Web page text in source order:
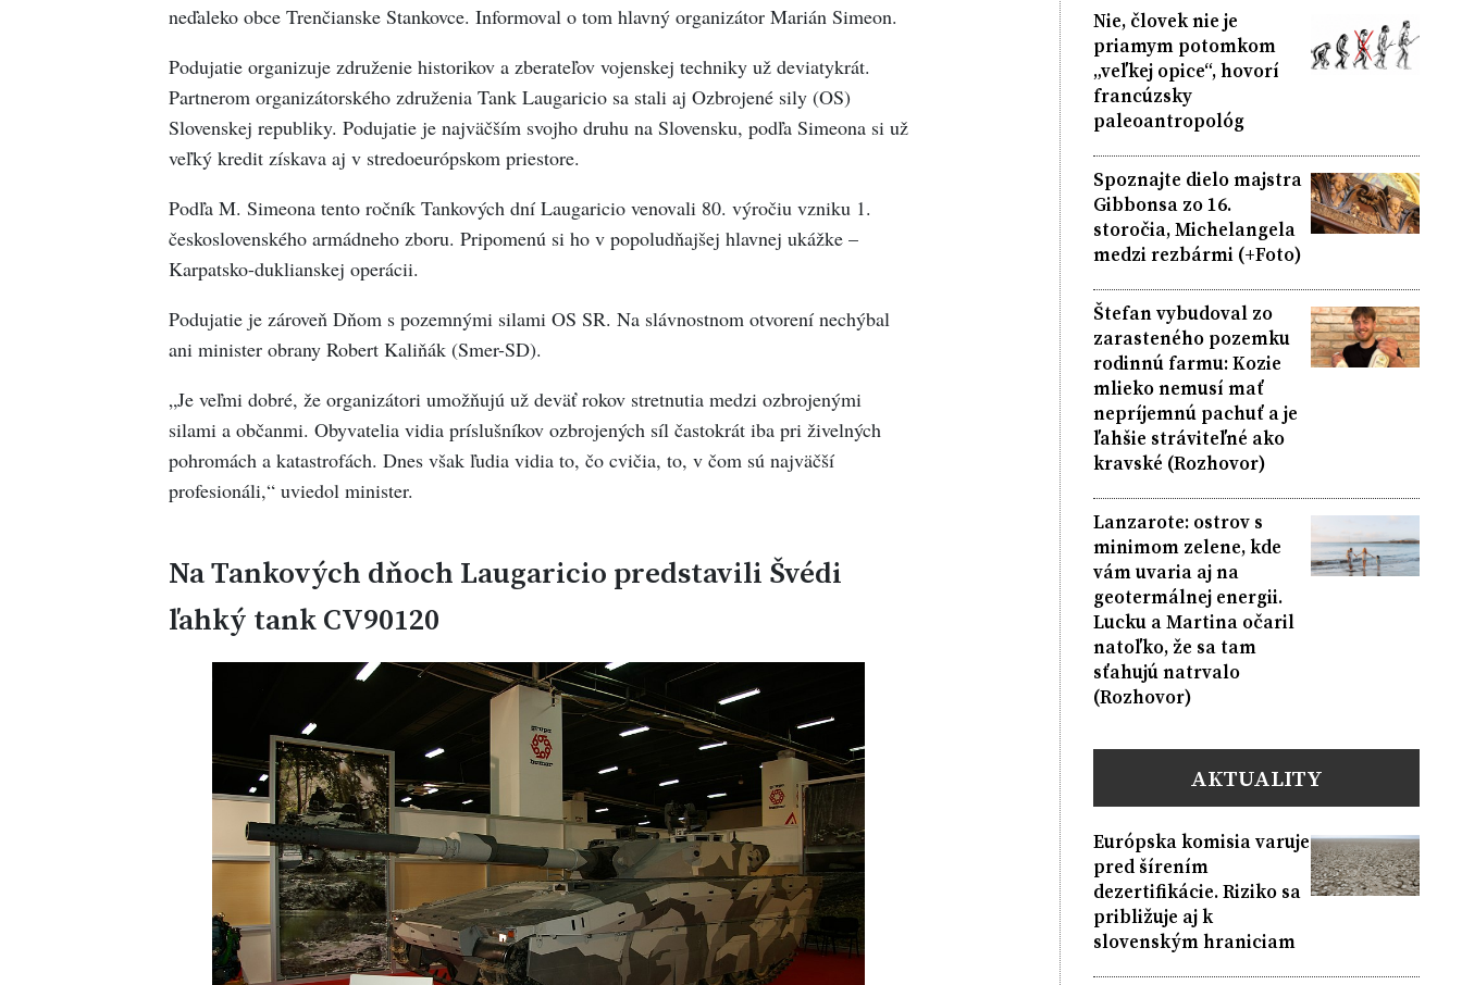
neďaleko obce Trenčianske Stankovce. Informoval o tom hlavný organizátor Marián Simeon.
Podujatie organizuje združenie historikov a zberateľov vojenskej techniky už deviatykrát.
Partnerom organizátorského združenia Tank Laugaricio sa stali aj Ozbrojené sily (OS)
Slovenskej republiky. Podujatie je najväčším svojho druhu na Slovensku, podľa Simeona si už
veľký kredit získava aj v stredoeurópskom priestore.
Podľa M. Simeona tento ročník Tankových dní Laugaricio venovali 80. výročiu vzniku 1.
československého armádneho zboru. Pripomenú si ho v popoludňajšej hlavnej ukážke –
Karpatsko-duklianskej operácii.
Podujatie je zároveň Dňom s pozemnými silami OS SR. Na slávnostnom otvorení nechýbal
ani minister obrany Robert Kaliňák (Smer-SD).
„Je veľmi dobré, že organizátori umožňujú už deväť rokov stretnutia medzi ozbrojenými
silami a občanmi. Obyvatelia vidia príslušníkov ozbrojených síl častokrát iba pri živelných
pohromách a katastrofách. Dnes však ľudia vidia to, čo cvičia, to, v čom sú najväčší
profesionáli,“ uviedol minister.
Na Tankových dňoch Laugaricio predstavili Švédi
ľahký tank CV90120
Nie, človek nie je
priamym potomkom
„veľkej opice“, hovorí
francúzsky
paleoantropológ
Spoznajte dielo majstra
Gibbonsa zo 16.
storočia, Michelangela
medzi rezbármi (+Foto)
Štefan vybudoval zo
zarasteného pozemku
rodinnú farmu: Kozie
mlieko nemusí mať
nepríjemnú pachuť a je
ľahšie stráviteľné ako
kravské (Rozhovor)
Lanzarote: ostrov s
minimom zelene, kde
vám uvaria aj na
geotermálnej energii.
Lucku a Martina očaril
natoľko, že sa tam
sťahujú natrvalo
(Rozhovor)
AKTUALITY
Európska komisia varuje
pred šírením
dezertifikácie. Riziko sa
približuje aj k
slovenským hraniciam